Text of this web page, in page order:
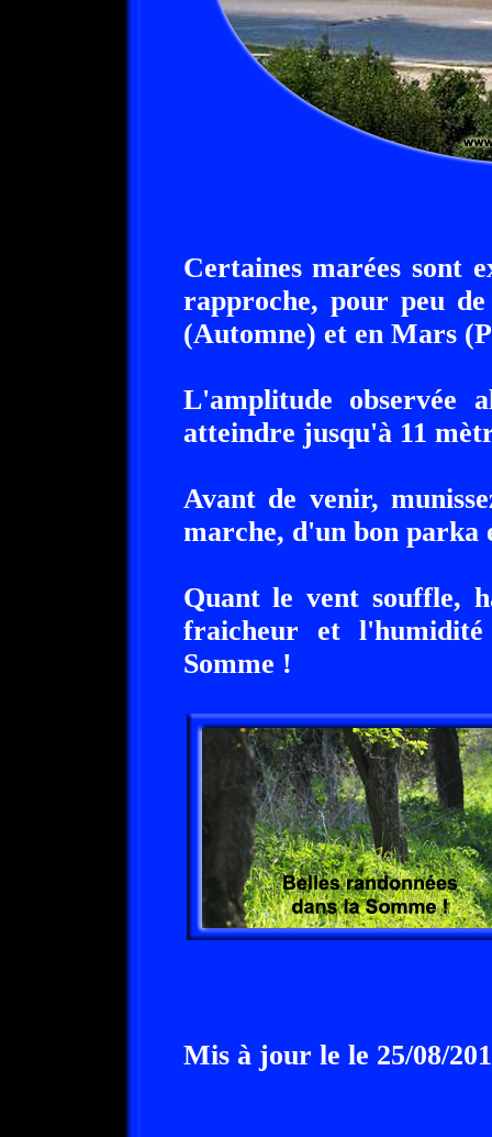
Certaines marées sont
rapproche, pour peu
(Automne) et en Mars
L'amplitude observée
atteindre jusqu'à 11
Avant de venir,
marche, d'un bon parka
Quant le vent souffle,
fraicheur et
Somme !
Mis à jour le le 25/08/